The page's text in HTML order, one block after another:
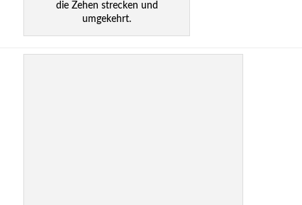
die Zehen strecken und
umgekehrt.